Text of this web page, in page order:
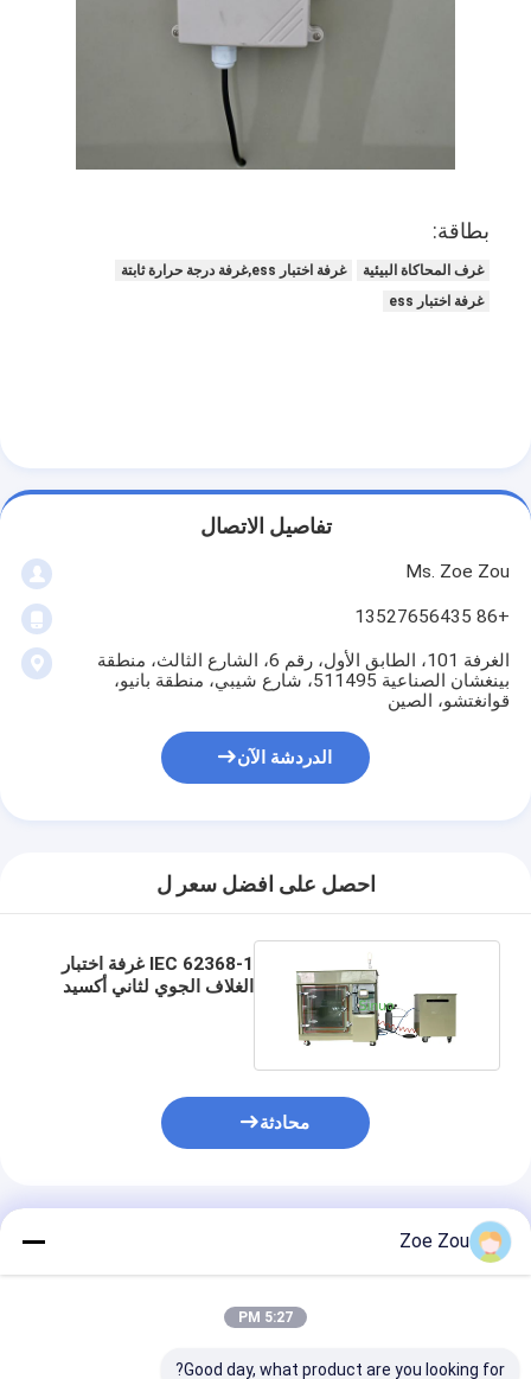
المنتجات
اتصل بنا
أجهزة اختبار الأجهزة الكهربائية
مختبر كفاءة الطاقة
تبديل اختبار الحياة
الصمام معدات الاختبار
معدات اختبار دخول الماء
بيئيّ إختبار غرفة
معدات اختبار الأجهزة الطبية
بطاقة:
غرف المحاكاة البيئية
غرفة اختبار ess,غرفة درجة حرارة ثابتة
غرفة اختبار ess
تفاصيل الاتصال
Ms. Zoe Zou
+86 13527656435
الغرفة 101، الطابق الأول، رقم 6، الشارع الثالث، منطقة
بينغشان الصناعية 511495، شارع شيبي، منطقة بانيو،
قوانغتشو، الصين
الدردشة الآن
احصل على افضل سعر ل
IEC 62368-1 غرفة اختبار
الغلاف الجوي لثاني أكسيد
محادثة
المنتجات الموصى بها
Zoe Zou
5:27 PM
Good day, what product are you looking for?